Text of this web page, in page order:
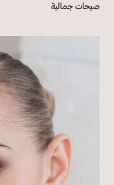
صيحات جمالية